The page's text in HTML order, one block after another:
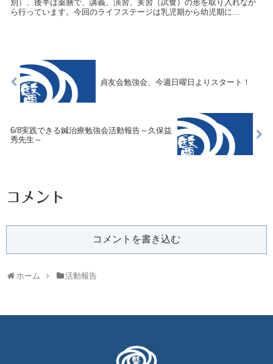
別）、後半は薬膳で、講義、演習、実習（試食）の形を取り入れなが
ら行っています。今回のライフステージは乳児期から幼児期に...
貞友会勉強会、今週日曜日よりスタート！
6/8実践できる鍼治療勉強会活動報告～久保益
秀先生～
コメント
コメントを書き込む
ホーム 活動報告